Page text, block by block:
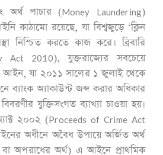
অর্থ পাচার (Money Laundering)
কাঠামো রয়েছে, যা বিশ্বজুড়ে ‘ক্লিন
নিশ্চিত করতে কাজ করে। ব্রিবারি
Act 2010), যুক্তরাজ্যের সবচেয়ে
আইন, যা ২০১১ সালের ১ জুলাই থেকে
ব্যাংক অ্যাকাউন্ট জব্দ করার অধিকার
যুক্তিসংগত ব্যাখ্যা চাওয়া হয়।
২০০২ (Proceeds of Crime Act
অধীনে অবৈধ উপায়ে অর্জিত অর্থ
বা অপরাধের অর্থ) এ আইনে প্রাথমিক